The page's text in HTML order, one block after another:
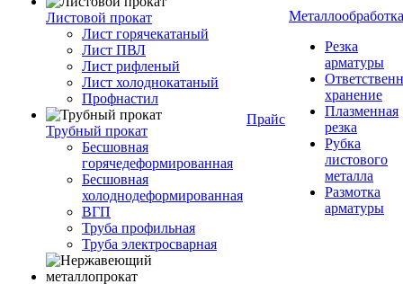
Листовой прокат
Лист горячекатаный
Лист ПВЛ
Лист рифленый
Лист холоднокатаный
Профнастил
Трубный прокат
Бесшовная
горячедеформированная
Бесшовная
холоднодеформированная
ВГП
Труба профильная
Труба электросварная
Прайс
Металлообработка
Резка
арматуры
хранение
Плазменная
резка
Рубка
листового
металла
Размотка
арматуры